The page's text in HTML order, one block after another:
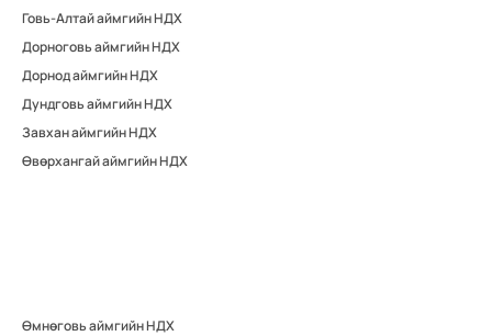
Говь-Алтай аймгийн НДХ
Дорноговь аймгийн НДХ
Дорнод аймгийн НДХ
Дундговь аймгийн НДХ
Завхан аймгийн НДХ
Өвөрхангай аймгийн НДХ
Өмнөговь аймгийн НДХ